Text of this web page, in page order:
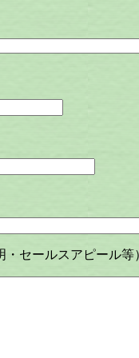
・セールスアピール等